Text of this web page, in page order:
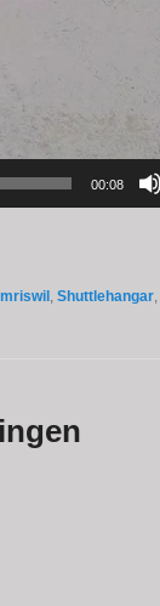
00:08
,Shuttlehangar